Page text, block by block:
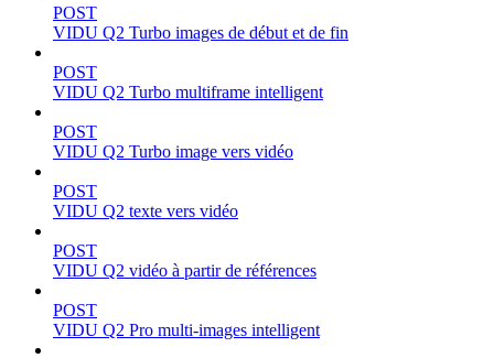
POST
VIDU Q2 Turbo images de début et de fin
POST
VIDU Q2 Turbo multiframe intelligent
POST
VIDU Q2 Turbo image vers vidéo
POST
VIDU Q2 texte vers vidéo
POST
VIDU Q2 vidéo à partir de références
POST
VIDU Q2 Pro multi-images intelligent